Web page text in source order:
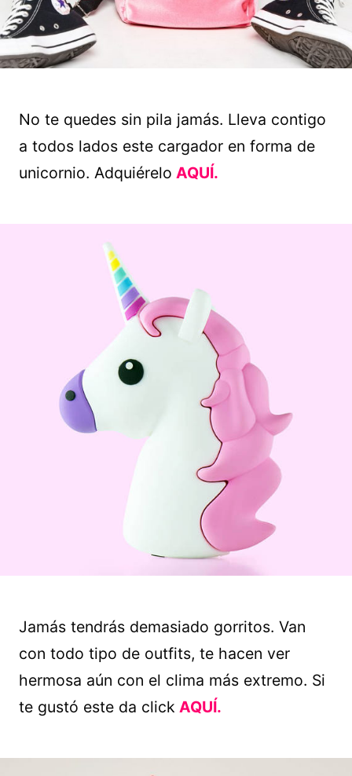
No te quedes sin pila jamás. Lleva contigo
a todos lados este cargador en forma de
unicornio. Adquiérelo AQUÍ.
Jamás tendrás demasiado gorritos. Van
con todo tipo de outfits, te hacen ver
hermosa aún con el clima más extremo. Si
te gustó este da click AQUÍ.